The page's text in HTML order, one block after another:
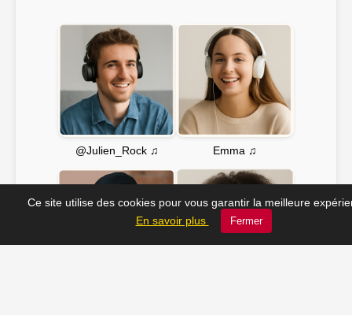
@Julien_Rock ♫ Emma ♫
Ce site utilise des cookies pour vous garantir la meilleure
En savoir plus
Fermer